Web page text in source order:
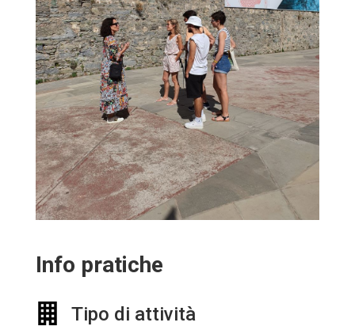
Info pratiche
Tipo di attività